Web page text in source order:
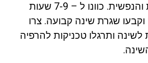
לרווחה הגופנית והנפשית. כוונו ל – 7-9 שעות
שגרת שינה קבועה. צרו
לשינה ותרגלו טכניקות להרפיה